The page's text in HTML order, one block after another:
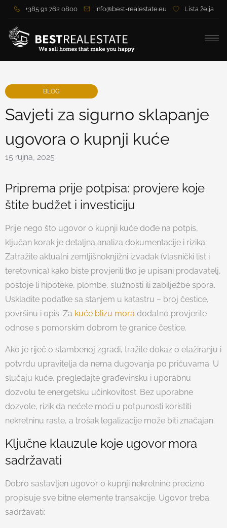
+385 91 762 0800 info@best-realestate.eu Lista želja
BLOG
Savjeti za sigurno sklapanje
ugovora o kupnji kuće
15 rujna, 2025
Priprema prije potpisa: provjere koje
štite budžet i investiciju
Prije nego što ugovor o kupnji kuće dođe na potpis,
ključan korak je detaljna analiza dokumentacije i rizika.
Zatražite aktualni zemljišnoknjižni izvadak (vlasnički list i
teretovnica) kako biste provjerili tko je upisani prodavatelj,
postoje li hipoteke, plombe, služnosti ili zabilježbe spora.
Uskladite podatke sa stanjem u katastru – broj čestice,
površinu i opis. Za kuće blizu mora dodatno provjerite
odnose s pomorskim dobrom te granice čestice.
Ako je riječ o stambenoj zgradi, tražite dokaz o etažiranju i
potvrdu upravitelja da nema dugovanja po pričuvama. U
slučaju kuće, pregledajte građevinsku i uporabnu
dozvolu te energetsku učinkovitost. Bez uporabne
dozvole, rizik da nećete moći u potpunosti koristiti
nekretninu raste, a trošak legalizacije može biti značajan.
Ključne klauzule koje ugovor mora
sadržavati
Dobro sastavljen ugovor o kupnji nekretnine precizno
propisuje sve bitne elemente transakcije. Ugovor treba
sadržavati: